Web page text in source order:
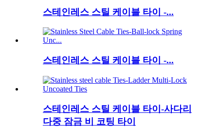
스테인레스 스틸 케이블 타이 -...
스테인레스 스틸 케이블 타이 -...
스테인레스 스틸 케이블 타이-사다리
다중 잠금 비 코팅 타이